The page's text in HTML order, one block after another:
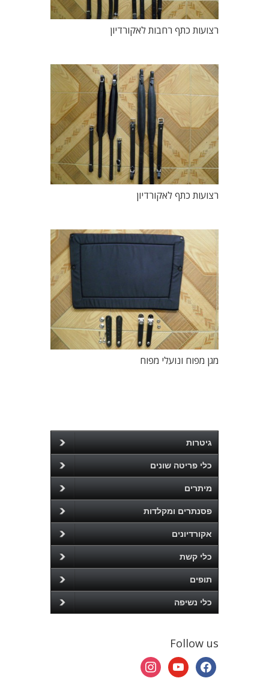
רצועות כתף רחבות לאקורדיון
רצועות כתף לאקורדיון
מגן מפוח ונועלי מפוח
גיטרות
כלי פריטה שונים
מיתרים
פסנתרים ומקלדות
אקורדיונים
כלי קשת
תופים
כלי נשיפה
Follow us
facebook
youtube
instagram